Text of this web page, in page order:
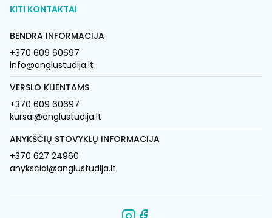
KITI KONTAKTAI
BENDRA INFORMACIJA
+370 609 60697
info@anglustudija.lt
VERSLO KLIENTAMS
+370 609 60697
kursai@anglustudija.lt
ANYKŠČIŲ STOVYKLŲ INFORMACIJA
+370 627 24960
anyksciai@anglustudija.lt